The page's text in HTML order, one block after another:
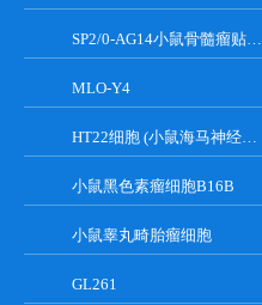
SP2/0-AG14小鼠骨髓瘤贴壁细胞系
MLO-Y4
HT22细胞 (小鼠海马神经元细胞) (STR鉴定正确)
小鼠黑色素瘤细胞B16B
小鼠睾丸畸胎瘤细胞
GL261